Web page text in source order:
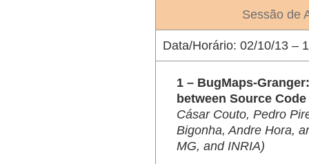
Sessão de
Data/Horário: 02/10/13 –
1 – BugMaps-
between Source
Cásar Couto, Pedro
Bigonha, Andre Hora,
MG, and INRIA)